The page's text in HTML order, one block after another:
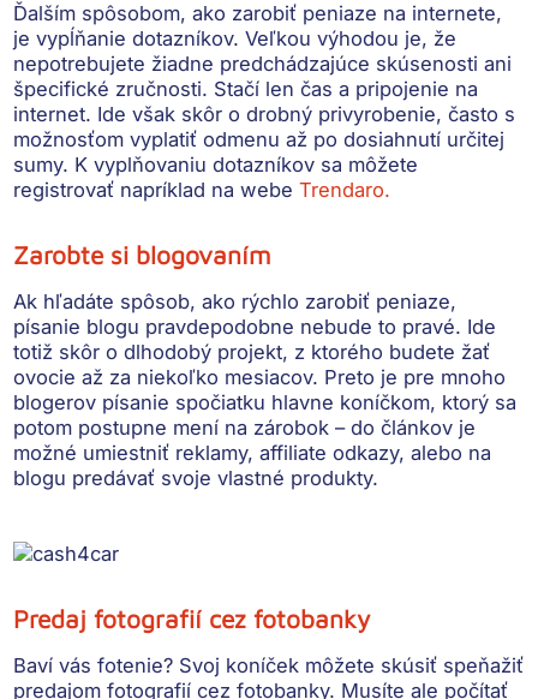
Ďalším spôsobom, ako zarobiť peniaze na internete,
je vypĺňanie dotazníkov. Veľkou výhodou je, že
nepotrebujete žiadne predchádzajúce skúsenosti ani
špecifické zručnosti. Stačí len čas a pripojenie na
internet. Ide však skôr o drobný privyrobenie, často s
možnosťom vyplatiť odmenu až po dosiahnutí určitej
sumy. K vyplňovaniu dotazníkov sa môžete
registrovať napríklad na webeTrendaro.
Zarobte si blogovaním
Ak hľadáte spôsob, ako rýchlo zarobiť peniaze,
písanie blogu pravdepodobne nebude to pravé. Ide
totiž skôr o dlhodobý projekt, z ktorého budete žať
ovocie až za niekoľko mesiacov. Preto je pre mnoho
blogerov písanie spočiatku hlavne koníčkom, ktorý sa
potom postupne mení na zárobok –do článkov je
možné umiestniť reklamy, affiliate odkazy, alebo na
blogu predávať svoje vlastné produkty.
Predaj fotografií cez fotobanky
Baví vás fotenie? Svoj koníček môžete skúsiť speňažiť
predajom fotografií cez fotobanky. Musíte ale počítať